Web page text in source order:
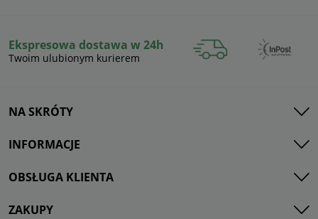
Ekspresowa dostawa w 24h
Twoim ulubionym kurierem
NA SKRÓTY
INFORMACJE
OBSŁUGA KLIENTA
ZAKUPY